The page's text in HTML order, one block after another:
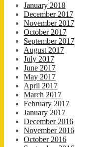
January 2018
December 2017
November 2017
October 2017
September 2017
August 2017
July 2017
June 2017
May 2017
April 2017
March 2017
February 2017
January 2017
December 2016
November 2016
October 2016